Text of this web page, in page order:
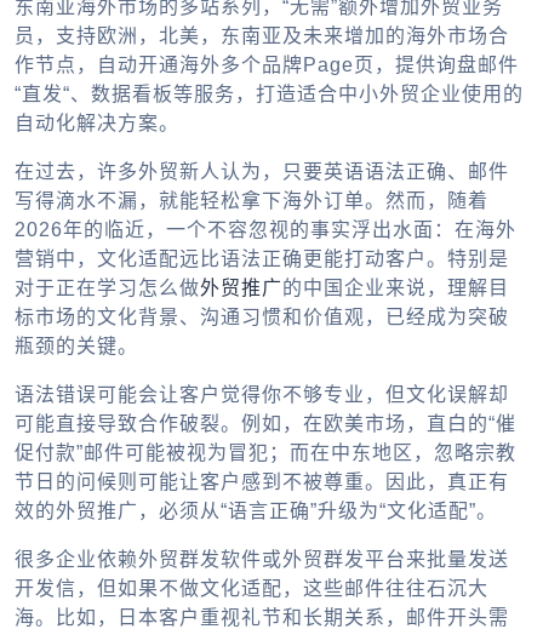
东南亚海外市场的多站系列，“无需”额外增加外贸业务
员，支持欧洲，北美，东南亚及未来增加的海外市场合
作节点，自动开通海外多个品牌Page页，提供询盘邮件
“直发“、数据看板等服务，打造适合中小外贸企业使用的
自动化解决方案。
在过去，许多外贸新人认为，只要英语语法正确、邮件
写得滴水不漏，就能轻松拿下海外订单。然而，随着
2026年的临近，一个不容忽视的事实浮出水面：在海外
营销中，文化适配远比语法正确更能打动客户。特别是
对于正在学习怎么做外贸推广的中国企业来说，理解目
标市场的文化背景、沟通习惯和价值观，已经成为突破
瓶颈的关键。
语法错误可能会让客户觉得你不够专业，但文化误解却
可能直接导致合作破裂。例如，在欧美市场，直白的“催
促付款”邮件可能被视为冒犯；而在中东地区，忽略宗教
节日的问候则可能让客户感到不被尊重。因此，真正有
效的外贸推广，必须从“语言正确”升级为“文化适配”。
很多企业依赖外贸群发软件或外贸群发平台来批量发送
开发信，但如果不做文化适配，这些邮件往往石沉大
海。比如，日本客户重视礼节和长期关系，邮件开头需